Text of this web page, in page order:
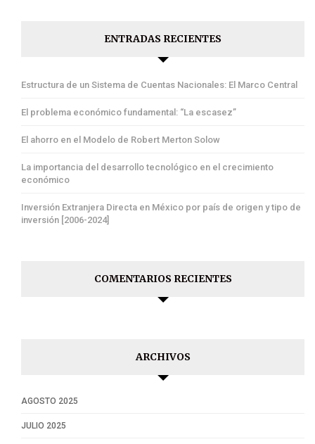
ENTRADAS RECIENTES
Estructura de un Sistema de Cuentas Nacionales: El Marco Central
El problema económico fundamental: “La escasez”
El ahorro en el Modelo de Robert Merton Solow
La importancia del desarrollo tecnológico en el crecimiento
económico
Inversión Extranjera Directa en México por país de origen y tipo de
inversión [2006-2024]
COMENTARIOS RECIENTES
ARCHIVOS
AGOSTO 2025
JULIO 2025